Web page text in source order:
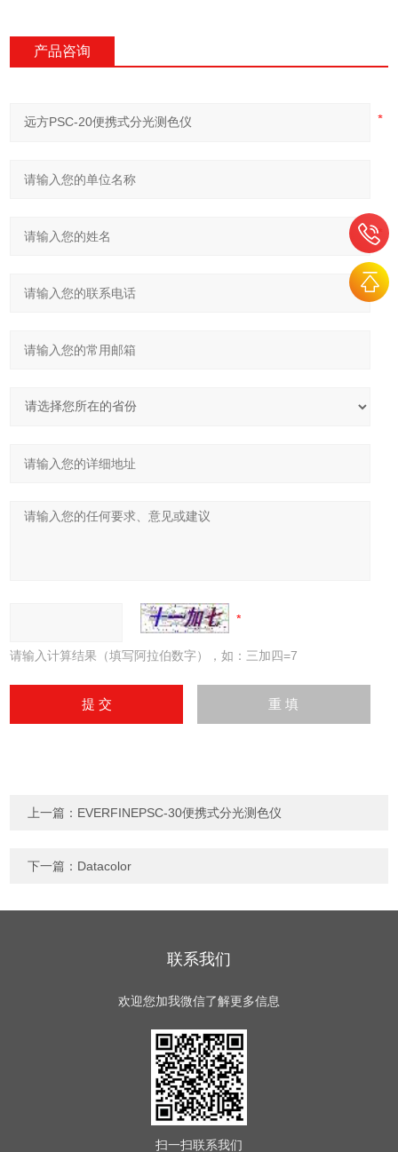
产品咨询
请输入计算结果（填写阿拉伯数字），如：三加四=7
上一篇： EVERFINEPSC-30便携式分光测色仪
下一篇： Datacolor
联系我们
欢迎您加我微信了解更多信息
扫一扫联系我们